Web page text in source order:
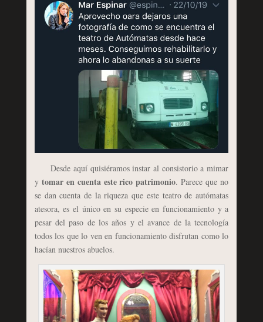
Desde aquí quisiéramos instar al consistorio a mimar
y tomar en cuenta este rico patrimonio. Parece que no
se dan cuenta de la riqueza que este teatro de autómatas
atesora, es el único en su especie en funcionamiento y a
pesar del paso de los años y el avance de la tecnología
todos los que lo ven en funcionamiento disfrutan como lo
hacían nuestros abuelos.